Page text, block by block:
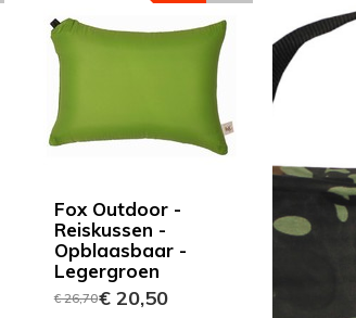
Fox Outdoor -
Reiskussen -
Opblaasbaar -
Legergroen
€ 26,70€ 20,50